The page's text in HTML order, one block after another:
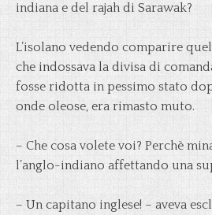
indiana e del rajah di Sarawak?
L’isolano vedendo comparire
che indossava la divisa di
fosse ridotta in pessimo stato
onde oleose, era rimasto muto.
– Che cosa volete voi? Perchè
l’anglo-indiano affettando una
– Un capitano inglese! – aveva